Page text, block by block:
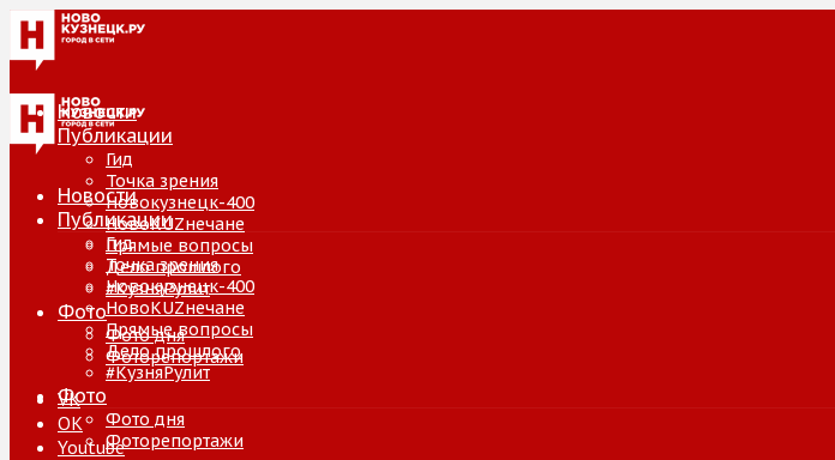
Новости
Публикации
Гид
Точка зрения
Новокузнецк-400
НовоKUZнечане
Прямые вопросы
Дело прошлого
#КузняРулит
Фото
Фото дня
Фоторепортажи
VK
ОК
Youtube
Новости
Публикации
Гид
Точка зрения
Новокузнецк-400
НовоKUZнечане
Прямые вопросы
Дело прошлого
#КузняРулит
Фото
Фото дня
Фоторепортажи